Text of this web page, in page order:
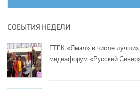
СОБЫТИЯ НЕДЕЛИ
ГТРК «Ямал» в числе
медиафорум «Русский